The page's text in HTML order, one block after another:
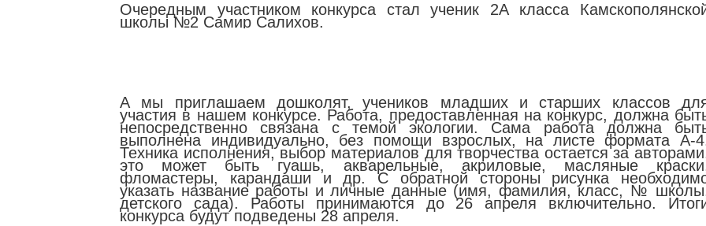
Очередным участником конкурса стал ученик 2А класса
школы №2 Самир Салихов.
А мы приглашаем дошколят, учеников младших и старших классов
участия в нашем конкурсе. Работа, предоставленная на конкурс, должна
непосредственно связана с темой экологии. Сама работа должна
выполнена индивидуально, без помощи взрослых, на листе формата А-
Техника исполнения, выбор материалов для творчества остается за
это может быть гуашь, акварельные, акриловые, масляные
фломастеры, карандаши и др. С обратной стороны рисунка
указать название работы и личные данные (имя, фамилия, класс, №
детского сада). Работы принимаются до 26 апреля включительно.
конкурса будут подведены 28 апреля.